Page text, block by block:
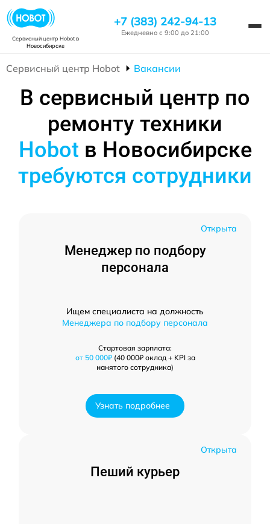
Сервисный центр Hobotв
Новосибирске
+7 (383) 242-94-13
Ежедневно с 9:00 до 21:00
Сервисный центр Hobot Вакансии
В сервисный центр по
ремонту техники
Hobot в Новосибирске
требуются сотрудники
Открыта
Менеджер по подбору
персонала
Ищем специалиста на должность
Менеджера по подбору персонала
Стартовая зарплата:
от 50 000₽(40 000₽ оклад + KPI за
нанятого сотрудника)
Узнать подробнее
Открыта
Пеший курьер